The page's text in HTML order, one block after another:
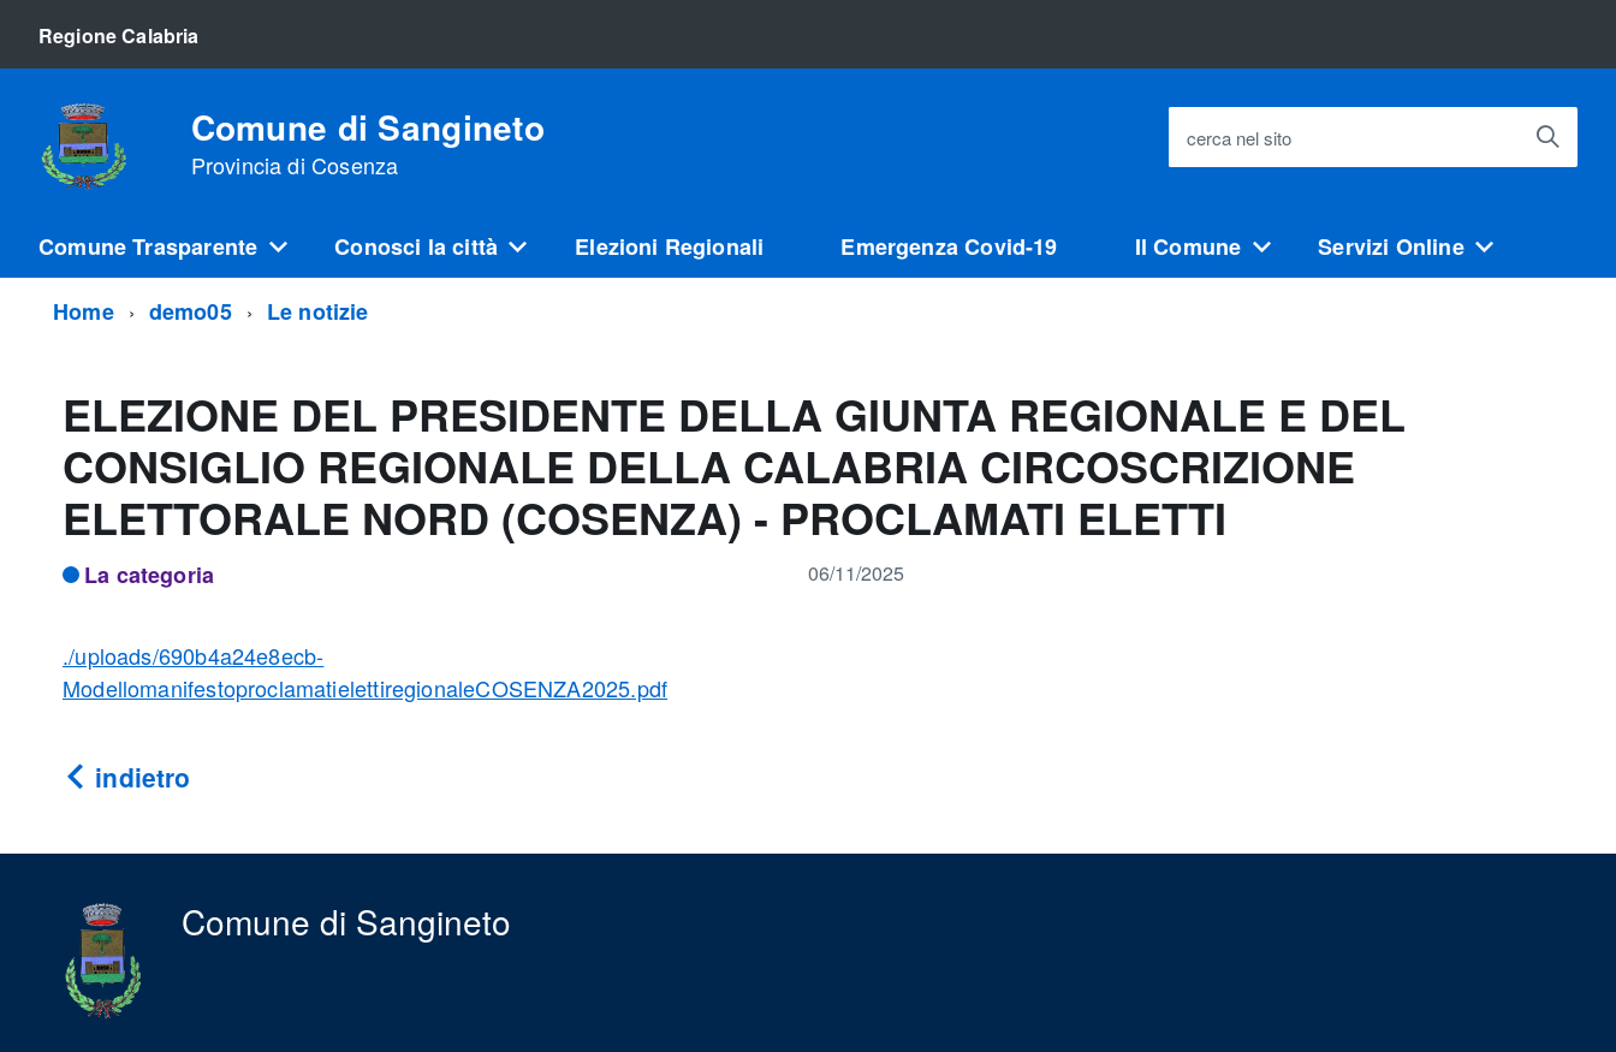
Regione Calabria
Comune di Sangineto
Provincia di Cosenza
cerca nel sito
Comune Trasparente Conosci la città Elezioni Regionali Emergenza Covid-19 Il Comune Servizi Online
Home demo05 Le notizie
ELEZIONE DEL PRESIDENTE DELLA GIUNTA REGIONALE E DEL
CONSIGLIO REGIONALE DELLA CALABRIA CIRCOSCRIZIONE
ELETTORALE NORD (COSENZA) - PROCLAMATI ELETTI
La categoria 06/11/2025
./uploads/690b4a24e8ecb-
ModellomanifestoproclamatielettiregionaleCOSENZA2025.pdf
indietro
Comune di Sangineto